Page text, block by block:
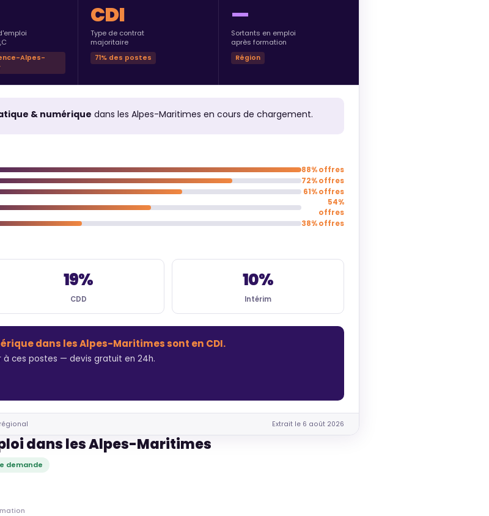
Alpes-
CDI
Type de contrat
majoritaire
71% des postes
—
Sortants en emploi
après formation
Région
& numérique dans les Alpes-Maritimes en cours de chargement.
88% offres
72% offres
61% offres
54%
offres
38% offres
19%
CDD
10%
Intérim
dans les Alpes-Maritimes sont en CDI.
à ces postes — devis gratuit en 24h.
Extrait le 6 août 2026
dans les Alpes-Maritimes
demande